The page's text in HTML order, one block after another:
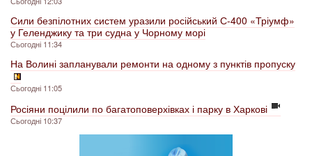
Сили безпілотних систем уразили російський С-400 «Тріумф»
у Геленджику та три судна у Чорному морі
Сьогодні 11:34
На Волині запланували ремонти на одному з пунктів пропуску
Сьогодні 11:05
Росіяни поцілили по багатоповерхівках і парку в Харкові
Сьогодні 10:37